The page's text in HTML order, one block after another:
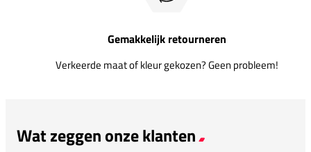
Gemakkelijk retourneren
Verkeerde maat of kleur gekozen? Geen probleem!
Wat zeggen onze klanten